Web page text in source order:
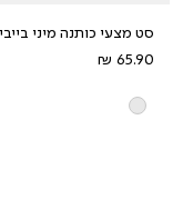
סט מצעי כותנה מיני בייבי
מחיר